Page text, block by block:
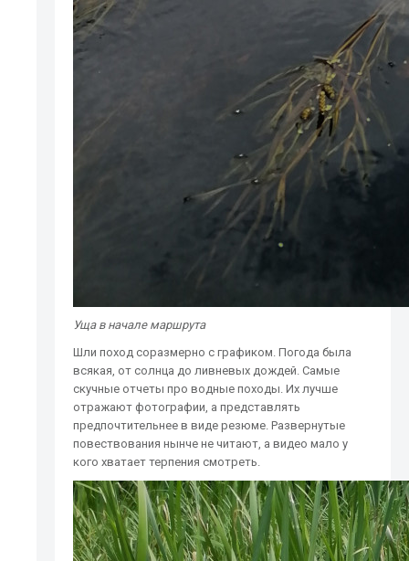
Уща в начале маршрута
Шли поход соразмерно с графиком. Погода была
всякая, от солнца до ливневых дождей. Самые
скучные отчеты про водные походы. Их лучше
отражают фотографии, а представлять
предпочтительнее в виде резюме. Развернутые
повествования нынче не читают, а видео мало у
кого хватает терпения смотреть.